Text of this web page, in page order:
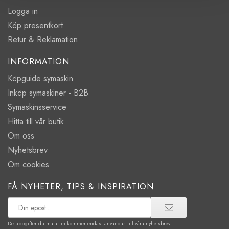
Logga in
Köp presentkort
Retur & Reklamation
INFORMATION
Köpguide symaskin
Inköp symaskiner - B2B
Symaskinsservice
Hitta till vår butik
Om oss
Nyhetsbrev
Om cookies
FÅ NYHETER, TIPS & INSPIRATION
De uppgifter du matar in kommer endast användas till våra nyhetsbrev.